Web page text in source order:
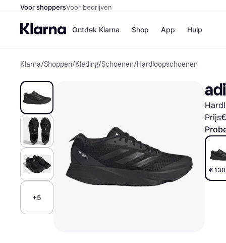
Voor shoppersVoor bedrijven
Ontdek Klarna Shop
Winkels
Bol
H&M
App Hulp
Klarna/Shoppen/Kleding/Schoenen/Hardloopschoenen
+5
Prijs
€